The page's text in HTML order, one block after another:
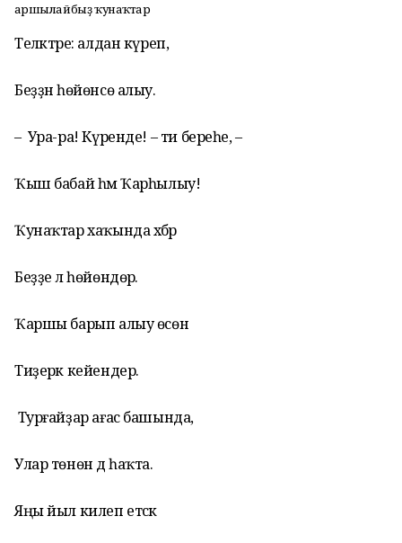
Ҡаршылайбыҙ ҡунаҡтар
Теләктәре: алдан күреп,
Беҙҙән һөйөнсө алыу.
– Ура-ра! Күренде! – ти береһе, –
Ҡыш бабай һәм Ҡарһылыу!
Ҡунаҡтар хаҡында хәбәр
Беҙҙе лә һөйөндөрә.
Ҡаршы барып алыу өсөн
Тиҙерәк кейендерә.
Турғайҙар ағас башында,
Улар төнөн дә һаҡта.
Яңы йыл килеп етәсәк